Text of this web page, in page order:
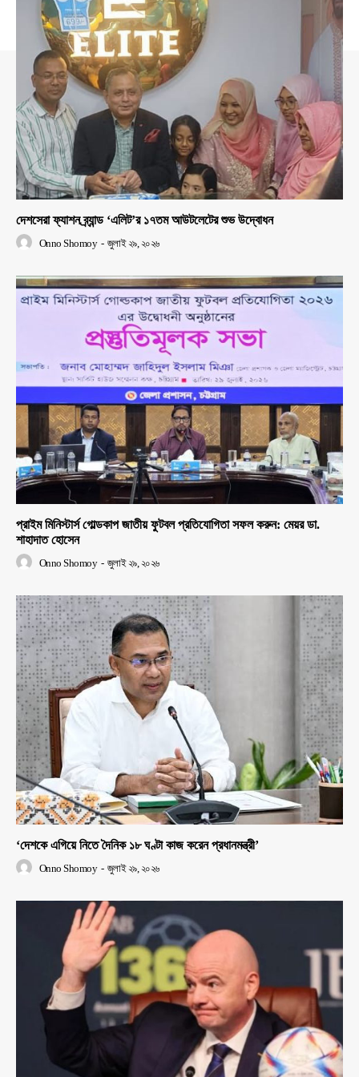
দেশসেরা ফ্যাশন ব্র্যান্ড ‘এলিট’র ১৭তম আউটলেটের শুভ উদ্বোধন
Onno Shomoy - জুলাই ২৯, ২০২৬
প্রাইম মিনিস্টার্স গোল্ডকাপ জাতীয় ফুটবল প্রতিযোগিতা সফল করুন: মেয়র ডা.
শাহাদাত হোসেন
Onno Shomoy - জুলাই ২৯, ২০২৬
‘দেশকে এগিয়ে নিতে দৈনিক ১৮ ঘণ্টা কাজ করেন প্রধানমন্ত্রী’
Onno Shomoy - জুলাই ২৯, ২০২৬